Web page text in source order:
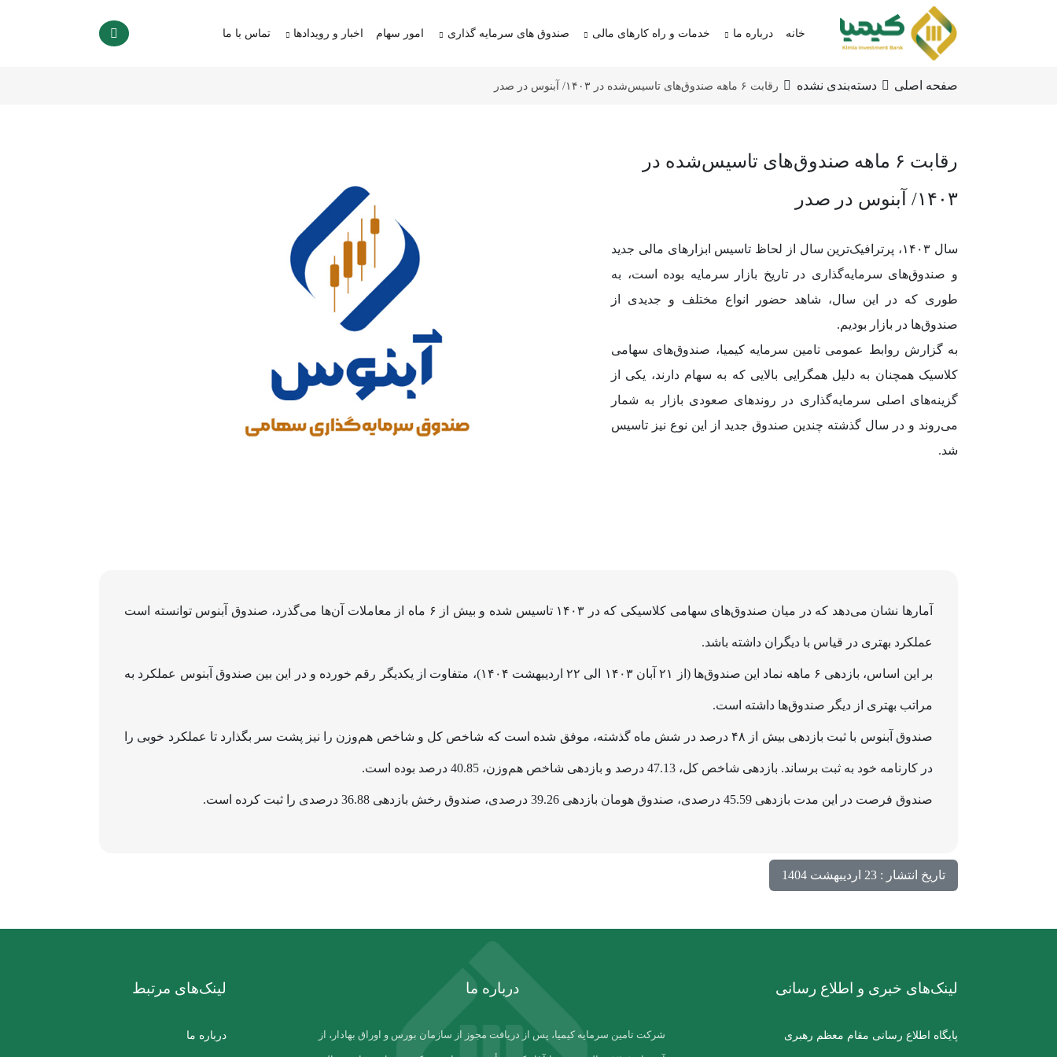
خانه درباره ما خدمات و راه کارهای مالی صندوق های سرمایه گذاری امور سهام اخبار و رویدادها تماس با ما
صفحه اصلی دسته‌بندی نشده رقابت ۶ ماهه صندوق‌های تاسیس‌شده در ۱۴۰۳/ آبنوس در صدر
رقابت ۶ ماهه صندوق‌های تاسیس‌شده در
۱۴۰۳/ آبنوس در صدر
سال ۱۴۰۳، پرترافیک‌ترین سال از لحاظ تاسیس ابزارهای مالی جدید
و صندوق‌های سرمایه‌گذاری در تاریخ بازار سرمایه بوده است، به
طوری که در این سال، شاهد حضور انواع مختلف و جدیدی از
صندوق‌ها در بازار بودیم.
به گزارش روابط عمومی تامین سرمایه کیمیا، صندوق‌های سهامی
کلاسیک همچنان به دلیل همگرایی بالایی که به سهام دارند، یکی از
گزینه‌های اصلی سرمایه‌گذاری در روندهای صعودی بازار به شمار
می‌روند و در سال گذشته چندین صندوق جدید از این نوع نیز تاسیس
شد.
آمارها نشان می‌دهد که در میان صندوق‌های سهامی کلاسیکی که در ۱۴۰۳ تاسیس شده و بیش از ۶ ماه از معاملات آن‌ها می‌گذرد، صندوق آبنوس توانسته است
عملکرد بهتری در قیاس با دیگران داشته باشد.
بر این اساس، بازدهی ۶ ماهه نماد این صندوق‌ها (از ۲۱ آبان ۱۴۰۳ الی ۲۲ اردیبهشت ۱۴۰۴)، متفاوت از یکدیگر رقم خورده و در این بین صندوق آبنوس عملکرد به
مراتب بهتری از دیگر صندوق‌ها داشته است.
صندوق آبنوس با ثبت بازدهی بیش از ۴۸ درصد در شش ماه گذشته، موفق شده است که شاخص کل و شاخص هم‌وزن را نیز پشت سر بگذارد تا عملکرد خوبی را
در کارنامه خود به ثبت برساند. بازدهی شاخص کل، 47.13 درصد و بازدهی شاخص هم‌وزن، 40.85 درصد بوده است.
صندوق فرصت در این مدت بازدهی 45.59 درصدی، صندوق هومان بازدهی 39.26 درصدی، صندوق رخش بازدهی 36.88 درصدی را ثبت کرده است.
تاریخ انتشار : 23 اردیبهشت 1404
لینک‌های خبری و اطلاع رسانی
پایگاه اطلاع رسانی مقام معظم رهبری
درباره ما
شرکت تامین سرمایه کیمیا، پس از دریافت مجوز از سازمان بورس و اوراق بهادار، از
لینک‌های مرتبط
درباره ما